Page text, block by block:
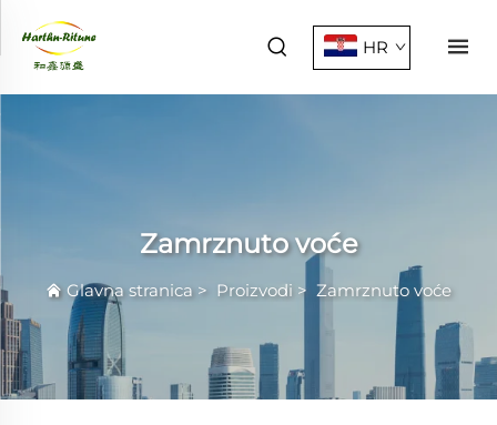
HR
Zamrznuto voće
Glavna stranica > Proizvodi > Zamrznuto voće